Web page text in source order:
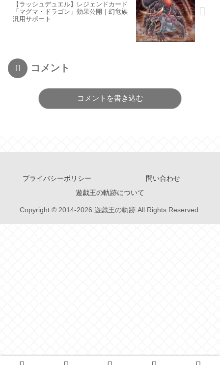
【ラッシュデュエル】レジェンドカード
「マグマ・ドラゴン」効果公開｜幻竜族
汎用サポート
コメント
コメントを書き込む
プライバシーポリシー
問い合わせ
遊戯王の軌跡について
Copyright © 2014-2026 遊戯王の軌跡 All Rights Reserved.